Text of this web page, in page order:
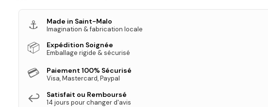
⚓ Made in Saint-Malo
Imagination & fabrication locale
📦 Expédition Soignée
Emballage rigide & sécurisé
💳 Paiement 100% Sécurisé
Visa, Mastercard, Paypal
↩️ Satisfait ou Remboursé
14 jours pour changer d'avis